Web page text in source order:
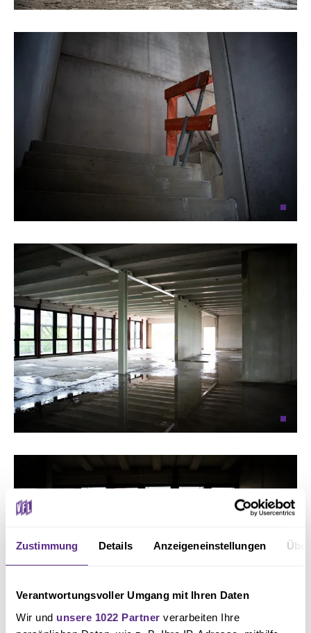
Zustimmung Details Anzeigeneinstellungen
Verantwortungsvoller Umgang mit Ihren Daten
Wir und unsere 1022 Partner verarbeiten Ihre